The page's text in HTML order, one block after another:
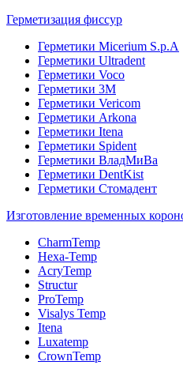
Герметизация фиссур
Герметики Micerium S.p.A
Герметики Ultradent
Герметики Voco
Герметики 3M
Герметики Vericom
Герметики Arkona
Герметики Itena
Герметики Spident
Герметики ВладМиВа
Герметики DentKist
Герметики Стомадент
Изготовление временных
CharmTemp
Hexa-Temp
AcryTemp
Structur
ProTemp
Visalys Temp
Itena
Luxatemp
CrownTemp